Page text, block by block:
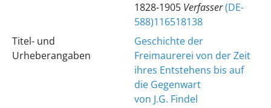
1828-1905 Verfasser(DE-
588)116518138
Titel- und
Urheberangaben
Geschichte der
Freimaurerei von der Zeit
ihres Entstehens bis auf
die Gegenwart
von J.G. Findel